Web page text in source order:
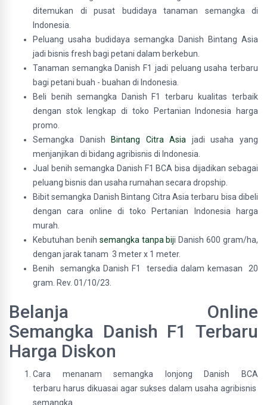
ditemukan di pusat budidaya tanaman semangka di
Indonesia.
Peluang usaha budidaya semangka Danish Bintang Asia
jadi bisnis fresh bagi petani dalam berkebun.
Tanaman semangka Danish F1 jadi peluang usaha terbaru
bagi petani buah - buahan di Indonesia.
Beli benih semangka Danish F1 terbaru kualitas terbaik
dengan stok lengkap di toko Pertanian Indonesia harga
promo.
Semangka Danish
Bintang Citra Asia jadi usaha yang
menjanjikan di bidang agribisnis di Indonesia.
Jual benih semangka Danish F1 BCA bisa dijadikan sebagai
peluang bisnis dan usaha rumahan secara dropship.
Bibit semangka Danish Bintang Citra Asia terbaru bisa dibeli
dengan cara online di toko Pertanian Indonesia harga
murah.
Kebutuhan benih semangka tanpa biji Danish 600 gram/ha,
dengan jarak tanam 3 meter x 1 meter.
Benih semangka Danish F1 tersedia dalam kemasan 20
gram. Rev. 01/10/23.
Belanja Online
Semangka Danish F1 Terbaru
Harga Diskon
Cara menanam semangka lonjong Danish BCA
terbaru harus dikuasai agar sukses dalam usaha agribisnis
semangka.